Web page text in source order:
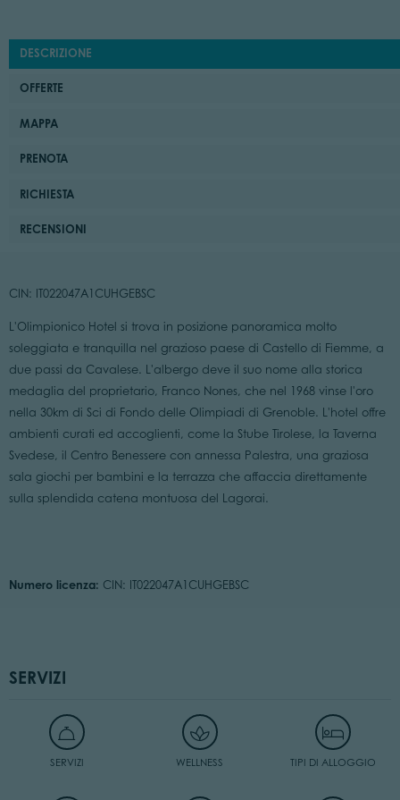
DESCRIZIONE
OFFERTE
MAPPA
PRENOTA
RICHIESTA
RECENSIONI
CIN: IT022047A1CUHGEBSC
L'Olimpionico Hotel si trova in posizione panoramica molto
soleggiata e tranquilla nel grazioso paese di Castello di Fiemme, a
due passi da Cavalese. L'albergo deve il suo nome alla storica
medaglia del proprietario, Franco Nones, che nel 1968 vinse l'oro
nella 30km di Sci di Fondo delle Olimpiadi di Grenoble. L'hotel offre
ambienti curati ed accoglienti, come la Stube Tirolese, la Taverna
Svedese, il Centro Benessere con annessa Palestra, una graziosa
sala giochi per bambini e la terrazza che affaccia direttamente
sulla splendida catena montuosa del Lagorai.
Numero licenza: CIN: IT022047A1CUHGEBSC
SERVIZI
SERVIZI WELLNESS TIPI DI ALLOGGIO